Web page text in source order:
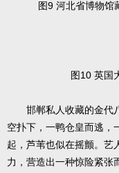
图9 河北省博物馆
图10 英国
邯郸私人收藏的金代八
空扑下，一鸭仓皇而逃，
起，芦苇也似在摇颤。艺
力，营造出一种惊险紧张